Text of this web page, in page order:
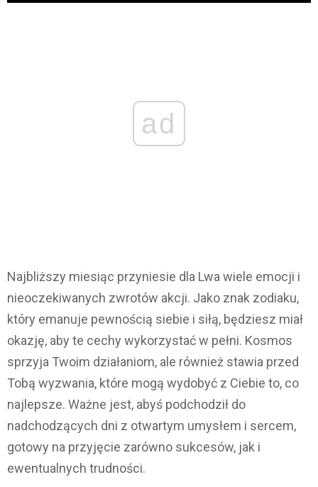
ad
Najbliższy miesiąc przyniesie dla Lwa wiele emocji i
nieoczekiwanych zwrotów akcji. Jako znak zodiaku,
który emanuje pewnością siebie i siłą, będziesz miał
okazję, aby te cechy wykorzystać w pełni. Kosmos
sprzyja Twoim działaniom, ale również stawia przed
Tobą wyzwania, które mogą wydobyć z Ciebie to, co
najlepsze. Ważne jest, abyś podchodził do
nadchodzących dni z otwartym umysłem i sercem,
gotowy na przyjęcie zarówno sukcesów, jak i
ewentualnych trudności.